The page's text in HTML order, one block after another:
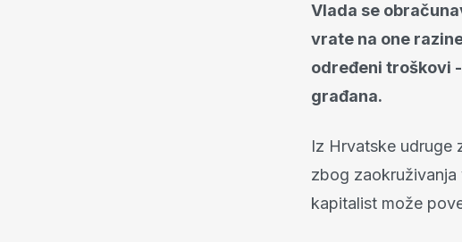
Vlada se
vrate na one
određeni troškovi
građana.
Iz Hrvatske udruge
zbog zaokruživanja
kapitalist može